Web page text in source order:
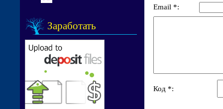
Заработать
Email *:
Код *: